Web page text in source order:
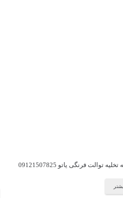
توالت فرنگی یاتو 09121507825